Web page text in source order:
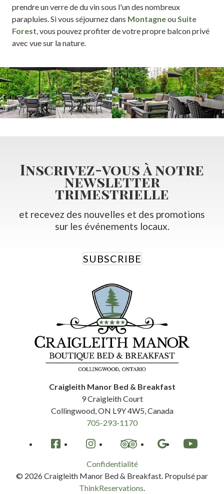
prendre un verre de du vin sous l'un des nombreux
parapluies. Si vous séjournez dans MontagneouSuite
Forest, vous pouvez profiter de votre propre balcon privé
avec vue sur la nature.
Craigleith Manor Bed & Breakfast
9 Craigleith Court
Collingwood,ON L9Y 4W5,Canada
705-293-1170
Inscrivez-vous à notre
newsletter
trimestrielle
et recevez des nouvelles et des promotions
sur les événements locaux.
SUBSCRIBE
Facebook Instagram TripAdvisor Google YouTube
Confidentialité
© 2026Craigleith Manor Bed & Breakfast. Propulsé par
ThinkReservations.